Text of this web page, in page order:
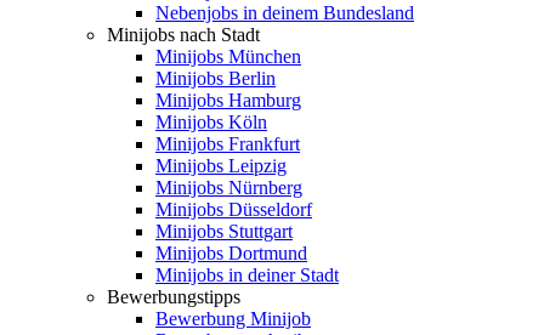
Nebenjobs in deinem Bundesland
Minijobs nach Stadt
Minijobs München
Minijobs Berlin
Minijobs Hamburg
Minijobs Köln
Minijobs Frankfurt
Minijobs Leipzig
Minijobs Nürnberg
Minijobs Düsseldorf
Minijobs Stuttgart
Minijobs Dortmund
Minijobs in deiner Stadt
Bewerbungstipps
Bewerbung Minijob